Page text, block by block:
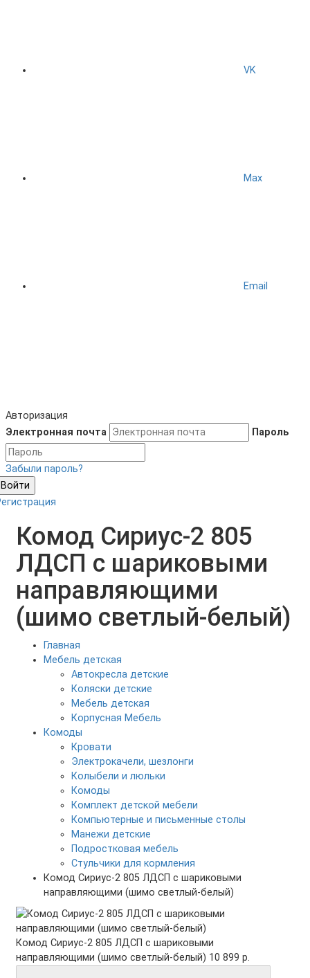
VK
Max
Email
Авторизация
Электронная почта
Пароль
Забыли пароль?
Войти
Комод Сириус-2 805
ЛДСП с шариковыми
направляющими
(шимо светлый-белый)
Главная
Мебель детская
Автокресла детские
Коляски детские
Мебель детская
Корпусная Мебель
Комоды
Кровати
Электрокачели, шезлонги
Колыбели и люльки
Комоды
Комплект детской мебели
Компьютерные и письменные столы
Манежи детские
Подростковая мебель
Стульчики для кормления
Комод Сириус-2 805 ЛДСП с шариковыми
направляющими (шимо светлый-белый)
Комод Сириус-2 805 ЛДСП с шариковыми
направляющими (шимо светлый-белый) 10 899 р.